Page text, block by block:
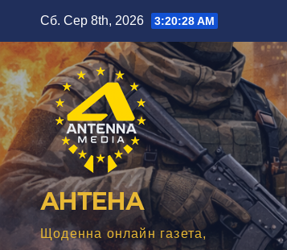
вмісту
Сб. Сер 8th, 2026 3:20:29 AM
АНТЕНА
Щоденна онлайн газета,